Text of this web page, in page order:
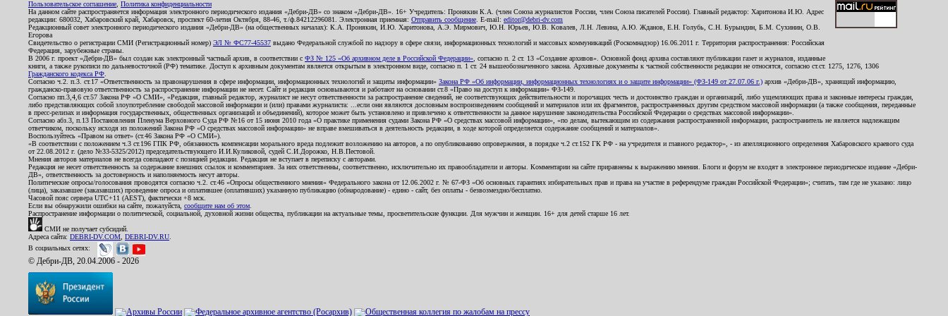
Пользовательское соглашение Политика конфиденциальности
На данном сайте распространяется информация электронного периодического издания «Дебри-ДВ» со знаком «Дебри-ДВ». 16+ Учредитель: Пронякин К.А. (член Союза журналистов России, член Союза писателей России). Главный редактор: Харитонова И.Ю. Адрес
редакции: 680032, Хабаровский край, Хабаровск, проспект 60-летия Октября, 88-46, т./ф.84212296081. Электронная приемная: Отправить сообщение . E-mail: editor@debri-dv.com
Редакционный совет электронного периодического издания «Дебри-ДВ» (на общественных началах): К.А. Пронякин, И.Ю. Харитонова, А.Э. Мирмович, Ю.Н. Юрьев, Ю.В. Ковалев, Л.Н. Левина, А.Ю. Жданов, Е.Н. Голубь, С.Н. Бурындин, Б.М. Сухинин, О.В.
Егорова
Свидетельство о регистрации СМИ (Регистрационный номер) ЭЛ № ФС77-45537 выдано Федеральной службой по надзору в сфере связи, информационных технологий и массовых коммуникаций (Роскомнадзор) 16.06.2011 г. Территория распространения: Российская
Федерация, зарубежные страны.
В 2006 г. проект «Дебри-ДВ» был создан как электронный частный архив, в соответствии с ФЗ № 125 «Об архивном деле в Российской Федерации» , согласно п. 2 ст. 13 «Создание архивов». Основной фонд архива составляют публикации газет и журналов, изданные
книги, а также рукописи по дальневосточной (РФ) тематике. Доступ к архивным документам является открытым в электронном виде, согласно п. 1 ст. 24 вышеобозначенного закона. Архивные документы к частной собственности редакции не относятся, согласно ст.ст. 1275, 1276, 1306
Гражданского кодекса РФ
Согласно ч.2. п.3. ст.17 «Ответственность за правонарушения в сфере информации, информационных технологий и защиты информации» Закона РФ «Об информации, информационных технологиях и о защите информации» (ФЗ-149 от 27.07.06 г.) архив «Дебри-ДВ», хранящий информацию,
гражданско-правовую ответственность за распространение информации не несет. Сайт и редакция основываются и работают на основании ст.8 «Право на доступ к информации» ФЗ-149.
Согласно пп.3,4,6 ст.57 Закона РФ «О СМИ», «Редакция, главный редактор, журналист не несут ответственности за распространение сведений, не соответствующих действительности и порочащих честь и достоинство граждан и организаций, либо ущемляющих права и законные интересы граждан,
либо представляющих собой злоупотребление свободой массовой информации и (или) правами журналиста: ...если они являются дословным воспроизведением сообщений и материалов или их фрагментов, распространенных другим средством массовой информации (а также сообщения, переданные
в пресс-релизах и информация государственных, общественных организаций и объединений), которое может быть установлено и привлечено к ответственности за данное нарушение законодательства Российской Федерации о средствах массовой информации».
Согласно абз.3, п.13 Постановления Пленума Верховного Суда РФ №16 от 15 июня 2010 года «О практике применения судами Закона РФ «О средствах массовой информации», «по делам, вытекающим из содержания распространенной информации, распространитель не является надлежащим
ответчиком, поскольку исходя из положений Закона РФ «О средствах массовой информации» не вправе вмешиваться в деятельность редакции, в ходе которой определяется содержание сообщений и материалов».
Воспользуйтесь «Правом на ответ» (ст.46 Закона РФ «О СМИ»).
«В соответствии с положением ч.3 ст.196 ГПК РФ, обязанность компенсации морального вреда подлежит возложению на авторов, а по опубликованию опровержения, в порядке ч.2 ст.152 ГК РФ - на учредителя и главного редактор», - из апелляционного определения Хабаровского краевого суда
от 22.08.2012 г. (дело №33-5325/2012) председательствующего И.И.Куликовой, судей С.И.Дорожко, Н.В.Пестовой.
Мнения авторов материалов не всегда совпадают с позицией редакции. Редакция не вступает в переписку с авторами.
Редакция не несет ответственность за содержание внешних ссылок и комментариев. За них ответственны, соответственно, исключительно их правообладатели и авторы. Комментарии на сайте приравнены к выражению мнения. Блоги и форум не входят в электронное периодическое издание «Дебри-
ДВ», ответственность за достоверность и наполняемость несут авторы.
Политические опросы/голосования проводятся согласно ч.2. ст.46 «Опросы общественного мнения» Федерального закона от 12.06.2002 г. № 67-ФЗ «Об основных гарантиях избирательных прав и права на участие в референдуме граждан Российской Федерации»; считать, там где не указано: лицо
(лица), заказавшее (заказавших) проведение опроса и оплатившее (оплативших) указанную публикацию (обнародование) - едино - сайт, без оплаты - безвозмездно/бесплатно.
Часовой пояс сервера UTC+11 (AEST), фактически +8 мск.
Если вы обнаружили ошибки на сайте, пожалуйста, сообщите нам об этом
Распространение информации о политической, социальной, духовной жизни общества, публикации на актуальные темы, просветительские функции. Для мужчин и женщин. 16+ для детей старше 16 лет.
СМИ не получает субсидий.
Адреса сайта: DEBRI-DV.COM DEBRI-DV.RU
В социальных сетях:
© Дебри-ДВ, 20.04.2006 - 2026